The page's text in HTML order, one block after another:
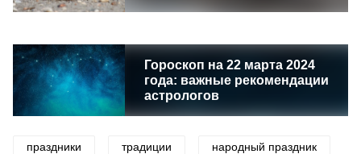
Гороскоп на 22 марта 2024
года: важные рекомендации
астрологов
праздники традиции народный праздник